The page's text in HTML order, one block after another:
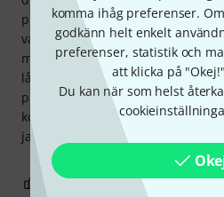
komma ihåg preferenser.
godkänn helt enkelt
preferenser, statistik och
att klicka på
Du kan när som helst
professionellt instrument. Även
vad gäller ljudkvalitet, dynamiskt
mekanik, kostar det också
låter detta dragspel helt
prestanda-förhållandet oslagbart.
kommer definitivt inte att göra ett
jag har jättekul när vi övar!
0 ANMÄL